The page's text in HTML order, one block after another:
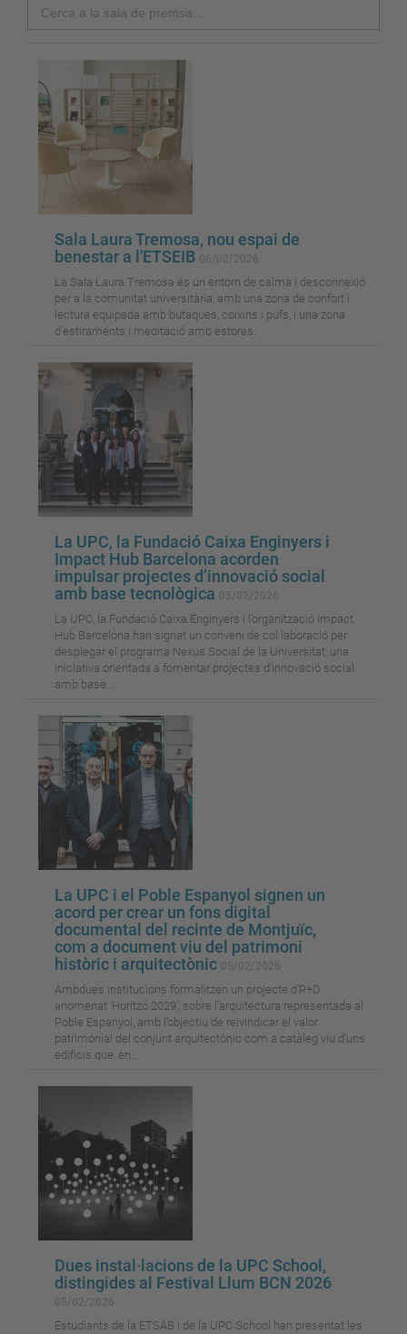
Search
Sala Laura Tremosa, nou espai de
benestar a l'ETSEIB
La Sala Laura Tremosa és un entorn de calma i desconnexió
per a la comunitat universitària, amb una zona de confort i
lectura equipada amb butaques, coixins i pufs, i una zona
d'estiraments i meditació amb estores.
La UPC, la Fundació Caixa Enginyers i
Impact Hub Barcelona acorden
impulsar projectes d’innovació social
amb base tecnològica
La UPC, la Fundació Caixa Enginyers i l’organització Impact
Hub Barcelona han signat un conveni de col·laboració per
desplegar el programa Nexus Social de la Universitat, una
iniciativa orientada a fomentar projectes d’innovació social
amb base...
La UPC i el Poble Espanyol signen un
acord per crear un fons digital
documental del recinte de Montjuïc,
com a document viu del patrimoni
històric i arquitectònic
Ambdues institucions formalitzen un projecte d’R+D
anomenat ‘Horitzó 2029’, sobre l’arquitectura representada al
Poble Espanyol, amb l’objectiu de reivindicar el valor
patrimonial del conjunt arquitectònic com a catàleg viu d’uns
edificis que, en...
Dues instal·lacions de la UPC School,
distingides al Festival Llum BCN 2026
Estudiants de la ETSAB i de la UPC School han presentat les